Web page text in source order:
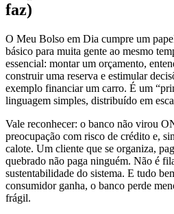
faz)
O Meu Bolso em Dia cumpre um
básico para muita gente ao mesmo
essencial: montar um orçamento,
construir uma reserva e estimular
exemplo financiar um carro. É um
linguagem simples, distribuído em
Vale reconhecer: o banco não virou
preocupação com risco de crédito e,
calote. Um cliente que se organiza,
quebrado não paga ninguém. Não é
sustentabilidade do sistema. E tudo
consumidor ganha, o banco perde
frágil.